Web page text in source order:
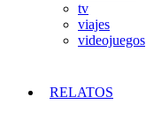
tv
viajes
videojuegos
RELATOS